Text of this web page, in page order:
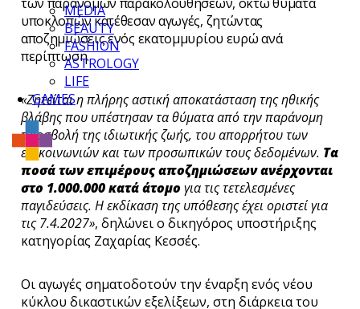
MEDIA
BEAUTY
FASHION
ASTROLOGY
LIFE
GAMES
υποκλοπών κατέθεσαν αγωγές, ζητώντας
αποζημιώσεις ενός εκατομμυρίου ευρώ ανά
περίπτωση.
«Ζητείται η πλήρης αστική αποκατάσταση της ηθικής
βλάβης που υπέστησαν τα θύματα από την παράνομη
προσβολή της ιδιωτικής ζωής, του απορρήτου των
επικοινωνιών και των προσωπικών τους δεδομένων. Τα
ποσά των επιμέρους αποζημιώσεων ανέρχονται
στο 1.000.000 κατά άτομο για τις τετελεσμένες
παγιδεύσεις. Η εκδίκαση της υπόθεσης έχει οριστεί για
τις 7.4.2027», δηλώνει ο δικηγόρος υποστήριξης
κατηγορίας Ζαχαρίας Κεσσές.
Οι αγωγές σηματοδοτούν την έναρξη ενός νέου
κύκλου δικαστικών εξελίξεων, στη διάρκεια του